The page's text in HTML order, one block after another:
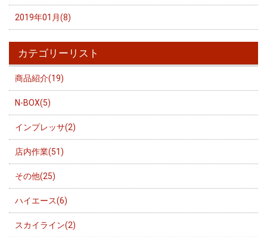
2019年01月(8)
カテゴリーリスト
商品紹介(19)
N-BOX(5)
インプレッサ(2)
店内作業(51)
その他(25)
ハイエース(6)
スカイライン(2)